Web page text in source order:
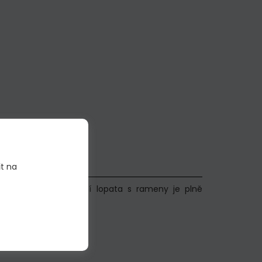
7 Concept X. Přední lopata s rameny je plně
na